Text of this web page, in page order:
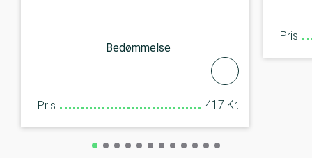
Bedømmelse
Pris 417 Kr.
Pris